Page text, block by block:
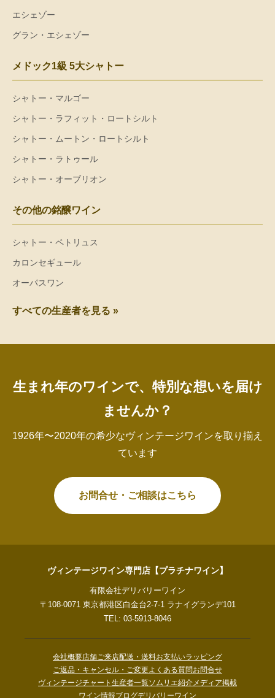
エシェゾー
グラン・エシェゾー
メドック1級 5大シャトー
シャトー・マルゴー
シャトー・ラフィット・ロートシルト
シャトー・ムートン・ロートシルト
シャトー・ラトゥール
シャトー・オーブリオン
その他の銘醸ワイン
シャトー・ペトリュス
カロンセギュール
オーパスワン
すべての生産者を見る »
生まれ年のワインで、特別な想いを届け
ませんか？
1926年〜2020年の希少なヴィンテージワインを取り揃え
ています
お問合せ・ご相談はこちら
ヴィンテージワイン専門店【プラチナワイン】
有限会社デリバリーワイン
〒108-0071 東京都港区白金台2-7-1 ラナイグランデ101
TEL: 03-5913-8046
会社概要店舗ご来店配送・送料お支払いラッピング
ご返品・キャンセル・ご変更よくある質問お問合せ
ヴィンテージチャート 生産者一覧ソムリエ紹介メディア掲載
ワイン情報ブログデリバリーワイン